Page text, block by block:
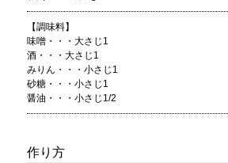
【調味料】
味噌・・・大さじ1
酒・・・大さじ1
みりん・・・小さじ1
砂糖・・・小さじ1
醤油・・・小さじ1/2
作り方